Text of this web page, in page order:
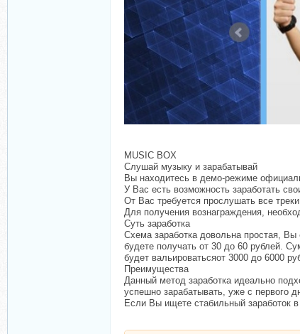
MUSIC BOX
Слушай музыку и зарабатывай
Вы находитесь в демо-режиме
У Вас есть возможность заработать
От Вас требуется прослушать все
Для получения вознаграждения,
Суть заработка
Схема заработка довольна простая,
будете получать от 30 до 60 рублей.
будет вальироватьсяот 3000 до 6000
Преимущества
Данный метод заработка идеально
успешно зарабатывать, уже с первого
Если Вы ищете стабильный заработок